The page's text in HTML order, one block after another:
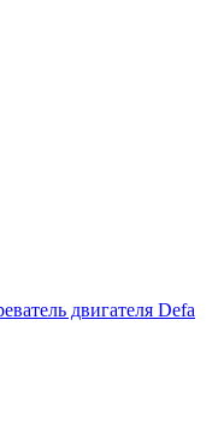
двигателя Defa